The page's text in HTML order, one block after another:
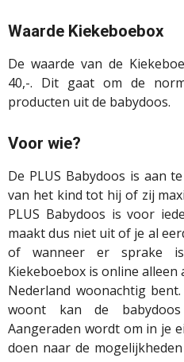
Waarde Kiekeboebox
De waarde van de
40,-. Dit gaat om de
producten uit de babydoos.
Voor wie?
De PLUS Babydoos is aan
van het kind tot hij of zij
PLUS Babydoos is voor
maakt dus niet uit of je al
of wanneer er sprake
Kiekeboebox is online
Nederland woonachtig
woont kan de
Aangeraden wordt om in je
doen naar de